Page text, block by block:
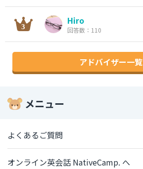
Hiro
回答数：110
アドバイザー一覧
メニュー
よくあるご質問
オンライン英会話 NativeCamp. へ